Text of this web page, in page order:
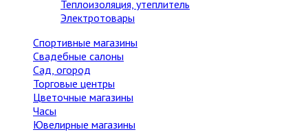
Теплоизоляция, утеплитель
Электротовары
Спортивные магазины
Свадебные салоны
Сад, огород
Торговые центры
Цветочные магазины
Часы
Ювелирные магазины